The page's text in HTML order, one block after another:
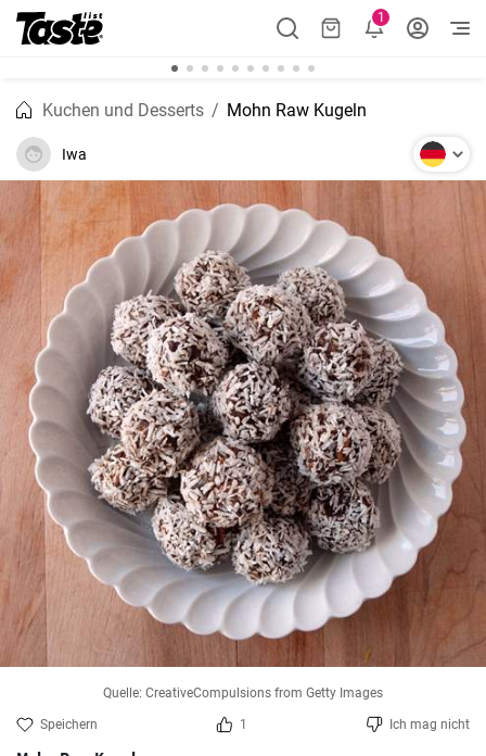
1
Kuchen und Desserts Mohn Raw Kugeln
Iwa
Quelle: CreativeCompulsions from Getty Images
Speichern 1 Ich mag nicht